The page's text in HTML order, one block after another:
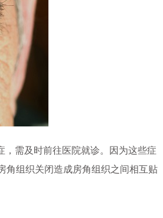
需及时前往医院就诊。因为这些症
角组织关闭造成房角组织之间相互贴